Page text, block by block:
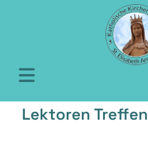
Lektoren Treffen